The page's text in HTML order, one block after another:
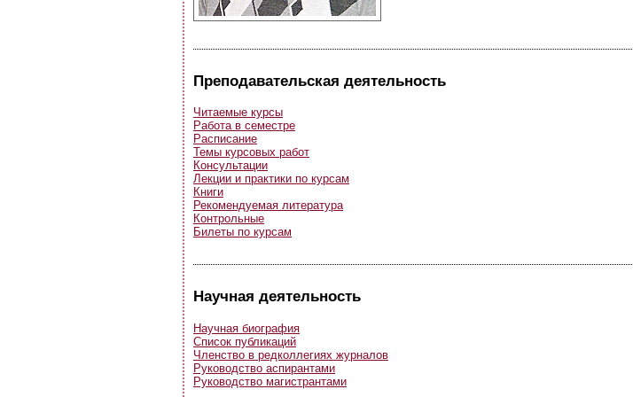
Преподавательская деятельность
Читаемые курсы
Работа в семестре
Расписание
Темы курсовых работ
Консультации
Лекции и практики по курсам
Книги
Рекомендуемая литература
Контрольные
Билеты по курсам
Научная деятельность
Научная биография
Список публикаций
Членство в редколлегиях журналов
Руководство аспирантами
Руководство магистрантами